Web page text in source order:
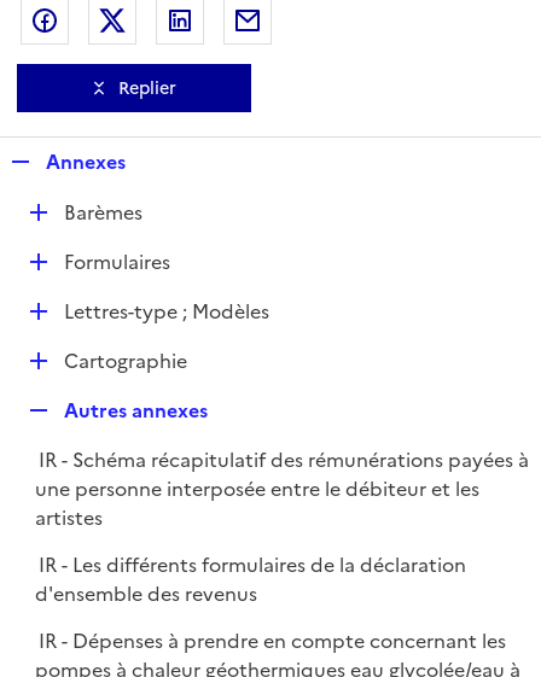
Partager sur Facebook
Partager sur Twitter
Partager sur LinkedIn
Replier
p
l
i
e
Annexes
DBarèmes
DFormulaires
D
e
r
Lettres-type ; Modèles
D
p
l
i
e
r
Cartographie
p
l
i
e
Autres annexes
IR - Schéma récapitulatif des rémunérations payées à
une personne interposée entre le débiteur et les
artistes
IR - Les différents formulaires de la déclaration
d'ensemble des revenus
IR - Dépenses à prendre en compte concernant les
pompes à chaleur géothermiques eau glycolée/eau à